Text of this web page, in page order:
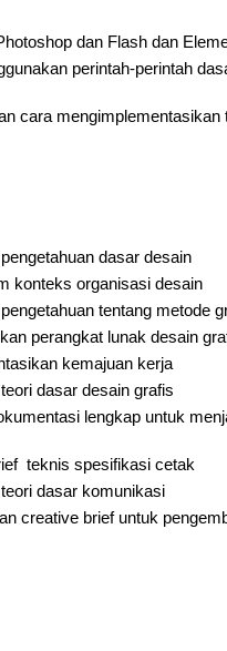
dan Flash dan
perintah-perintah
cara
dasar desain
konteks organisasi desain
tentang metode
perangkat lunak desain
kemajuan kerja
dasar desain grafis
lengkap untuk
teknis spesifikasi cetak
dasar komunikasi
creative brief untuk